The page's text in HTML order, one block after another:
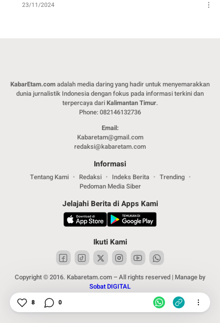
23/11/2024
KabarEtam.comadalah media daring yang hadir untuk menyemarakkan
dunia jurnalistik Indonesia dengan fokus pada informasi terkini dan
terpercaya dariKalimantan Timur.
Phone: 082146132736
Email:
Kabaretam@gmail.com
redaksi@kabaretam.com
Informasi
Tentang Kami Redaksi Indeks Berita
Trending
Pedoman Media Siber
Jelajahi Berita di Apps Kami
Ikuti Kami
Copyright © 2016. Kabaretam.com – All rights reserved | Manage by
Sobat DIGITAL
8 0